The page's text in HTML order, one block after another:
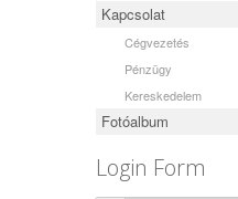
Kapcsolat
Cégvezetés
Pénzügy
Kereskedelem
Fotóalbum
Login Form